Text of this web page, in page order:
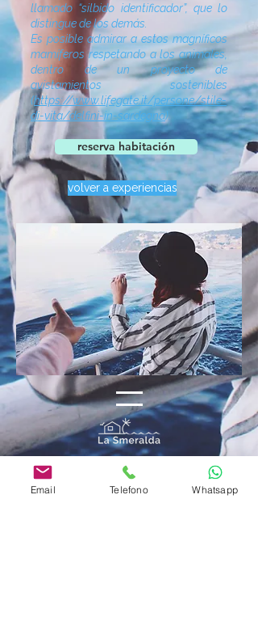
llamado “silbido identificador”, que lo
distingue de los demás.
Es posible admirar a estos magníficos
mamíferos respetando a los animales,
dentro de un proyecto de
avistamientos sostenibles
(https://www.lifegate.it/persone/stile-
di-vita/delfini-in-sardegna).
reserva habitación
volver a experiencias
Contáctanos
Tel. +39 0789 17 12 683
Email Telefono Whatsapp